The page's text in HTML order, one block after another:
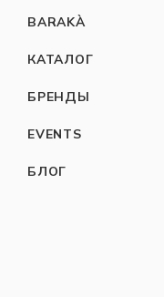
BARAKÀ
КАТАЛОГ
БРЕНДЫ
EVENTS
БЛОГ